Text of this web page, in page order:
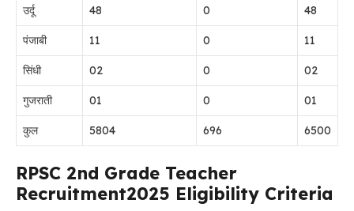
उर्दू 48 0 48
पंजाबी 11 0 11
सिंधी 02 0 02
गुजराती 01 0 01
कुल 5804 696 6500
RPSC 2nd Grade Teacher
Recruitment2025 Eligibility Criteria